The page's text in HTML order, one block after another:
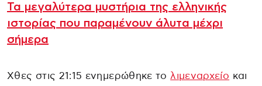
Τα μεγαλύτερα μυστήρια της ελληνικής
ιστορίας που παραμένουν άλυτα μέχρι
σήμερα
Xθες στις 21:15 ενημερώθηκε το λιμεναρχείο και